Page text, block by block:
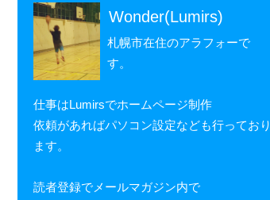
Wonder(Lumirs)
札幌市在住のアラフォーで
す。
仕事はLumirsでホームページ制作
依頼があればパソコン設定なども行っており
ます。
読者登録でメールマガジン内で